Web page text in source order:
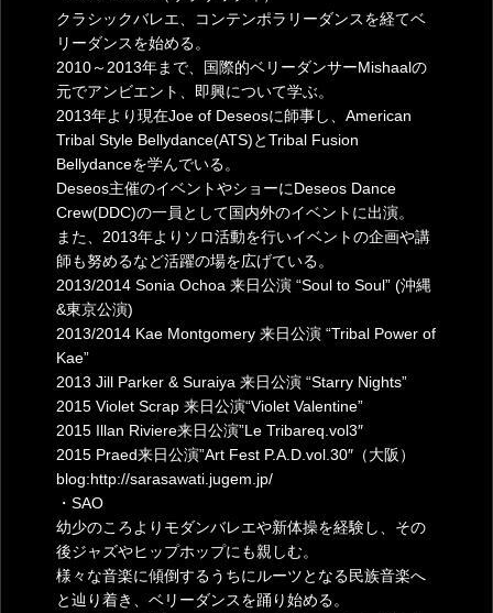
クラシックバレエ、コンテンポラリーダンスを経てベ
リーダンスを始める。
2010～2013年まで、国際的ベリーダンサーMishaalの
元でアンビエント、即興について学ぶ。
2013年より現在Joe of Deseosに師事し、American
Tribal Style Bellydance(ATS)とTribal Fusion
Bellydanceを学んでいる。
Deseos主催のイベントやショーにDeseos Dance
Crew(DDC)の一員として国内外のイベントに出演。
また、2013年よりソロ活動を行いイベントの企画や講
師も努めるなど活躍の場を広げている。
2013/2014 Sonia Ochoa 来日公演 “Soul to Soul” (沖縄
&東京公演)
2013/2014 Kae Montgomery 来日公演 “Tribal Power of
Kae”
2013 Jill Parker & Suraiya 来日公演 “Starry Nights”
2015 Violet Scrap 来日公演“Violet Valentine”
2015 Illan Riviere来日公演”Le Tribareq.vol3″
2015 Praed来日公演”Art Fest P.A.D.vol.30″（大阪）
blog:http://sarasawati.jugem.jp/
・SAO
幼少のころよりモダンバレエや新体操を経験し、その
後ジャズやヒップホップにも親しむ。
様々な音楽に傾倒するうちにルーツとなる民族音楽へ
と辿り着き、ベリーダンスを踊り始める。